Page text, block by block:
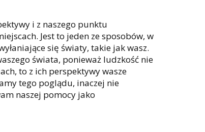
i z naszego punktu
Jest to jeden ze sposobów, w
się światy, takie jak wasz.
świata, ponieważ ludzkość nie
to z ich perspektywy wasze
tego poglądu, inaczej nie
naszej pomocy jako